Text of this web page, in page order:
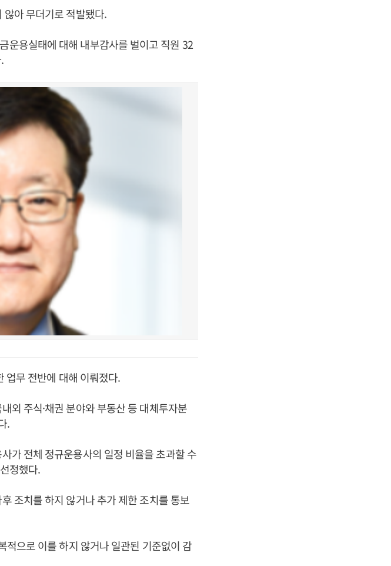
아 무더기로 적발됐다.
운용실태에 대해 내부감사를 벌이고 직원 32
업무 전반에 대해 이뤄졌다.
외 주식·채권 분야와 부동산 등 대체투자분
.
가 전체 정규운용사의 일정 비율을 초과할 수
정했다.
조치를 하지 않거나 추가 제한 조치를 통보
으로 이를 하지 않거나 일관된 기준없이 감